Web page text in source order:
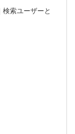
索ユーザーと